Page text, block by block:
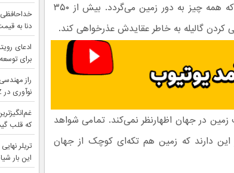
معتقد بود که حتی کتاب الهی نیز بیان کرده که همه چیز به دور زمین می‌گردد. بیش از ۳۵۰
کردن گالیله به خاطر عقایدش عذرخواهی کند.
در جهان اظهارنظر نمی‌کند. تمامی شواهد
دارند که زمین هم تکه‌ای کوچک از جهان
خداحافظی
دنا به
ادعای
برای
راز
نوآوری در Galaxy Z
که قلب
این بار